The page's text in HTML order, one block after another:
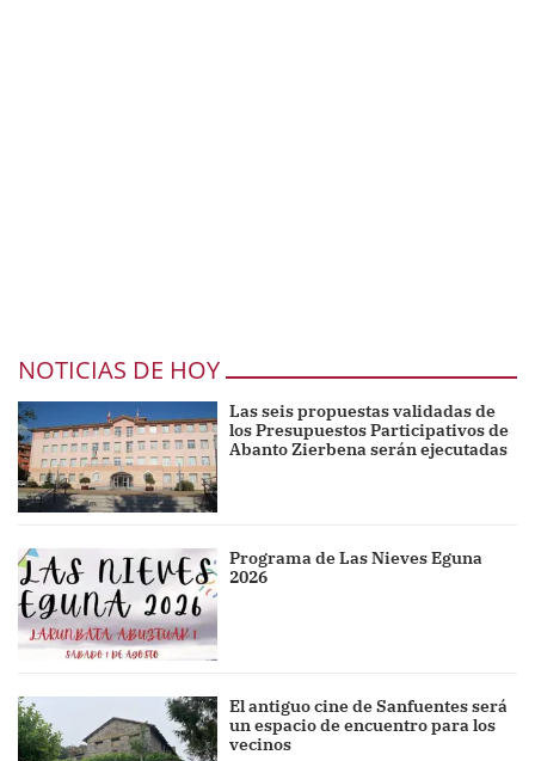
NOTICIAS DE HOY
Las seis propuestas validadas de
los Presupuestos Participativos de
Abanto Zierbena serán ejecutadas
Programa de Las Nieves Eguna
2026
El antiguo cine de Sanfuentes será
un espacio de encuentro para los
vecinos